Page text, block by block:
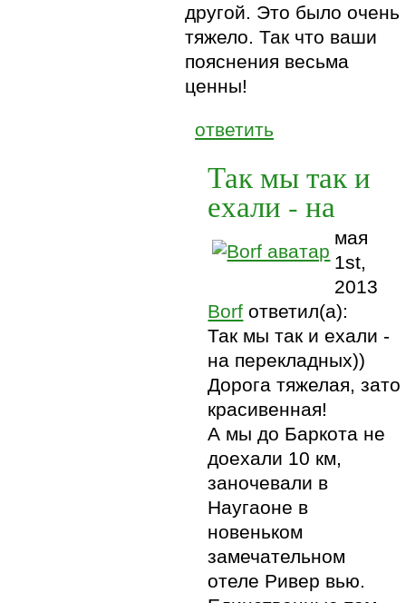
другой. Это было очень
тяжело. Так что ваши
пояснения весьма
ценны!
ответить
Так мы так и
ехали - на
мая
1st,
2013
Borf ответил(а):
Так мы так и ехали -
на перекладных))
Дорога тяжелая, зато
красивенная!
А мы до Баркота не
доехали 10 км,
заночевали в
Наугаоне в
новеньком
замечательном
отеле Ривер вью.